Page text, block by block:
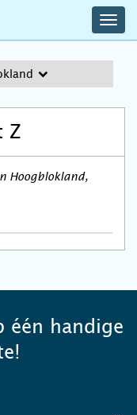
Z
Hoogblokland,
één handige